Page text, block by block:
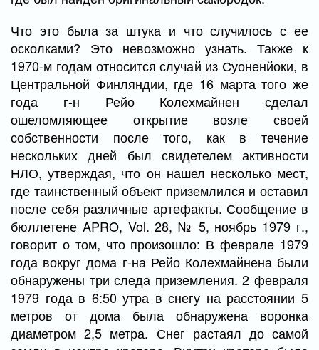
Что это была за штука и что случилось с ее
осколками? Это невозможно узнать. Также к
1970-м годам относится случай из Суоненйоки, в
Центральной Финляндии, где 16 марта того же
года г-н Рейо Колехмайнен сделал
ошеломляющее открытие возле своей
собственности после того, как в течение
нескольких дней был свидетелем активности
НЛО, утверждая, что он нашел несколько мест,
где таинственный объект приземлился и оставил
после себя различные артефакты. Сообщение в
бюллетене APRO, Vol. 28, № 5, ноябрь 1979 г.,
говорит о том, что произошло: В феврале 1979
года вокруг дома г-на Рейо Колехмайнена были
обнаружены три следа приземления. 2 февраля
1979 года в 6:50 утра в снегу на расстоянии 5
метров от дома была обнаружена воронка
диаметром 2,5 метра. Снег растаял до самой